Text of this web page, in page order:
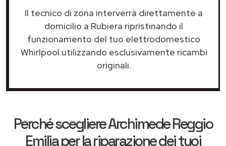
Il tecnico di zona interverrà direttamente a
domicilio a Rubiera ripristinando il
funzionamento del tuo elettrodomestico
Whirlpool utilizzando esclusivamente ricambi
originali.
Perché scegliereArchimede Reggio
Emiliaper la riparazione dei tuoi